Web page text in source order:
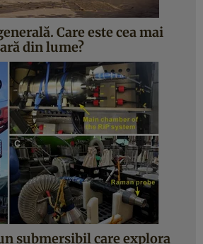
Care este cea mai
din lume?
submersibil care explora